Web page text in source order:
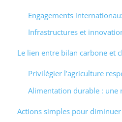
Engagements
Infrastructures et
Le lien entre bilan carbone et
Privilégier l’agriculture
Alimentation durable : une
Actions simples pour